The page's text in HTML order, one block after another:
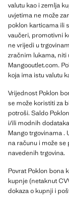
valutu kao i zemlja
uvjetima ne može
poklon karticama ili
vaučeri, promotivni
ne vrijedi u
zračnim lukama, niti
Mangooutlet.com.
koja ima istu valutu
Vrijednost Poklon
se može koristiti za
potroši. Saldo
i/ili modnih
Mango trgovinama .
na računu i može
navedenih trgovina.
Povrat Poklon bona
kupnje (netaknut
dokaza o kupnji i